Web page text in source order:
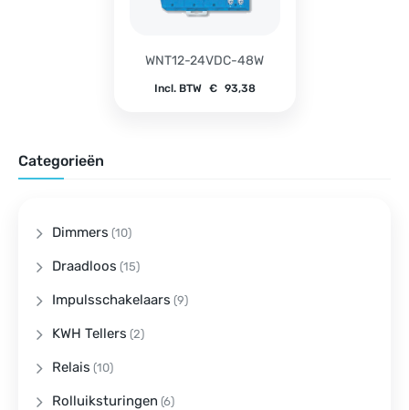
WNT12-24VDC-48W
€ 93,38
Incl. BTW
Categorieën
Dimmers (10)
Draadloos (15)
Impulsschakelaars (9)
KWH Tellers (2)
Relais (10)
Rolluiksturingen (6)